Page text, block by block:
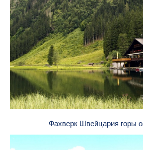
Фахверк Швейцария горы